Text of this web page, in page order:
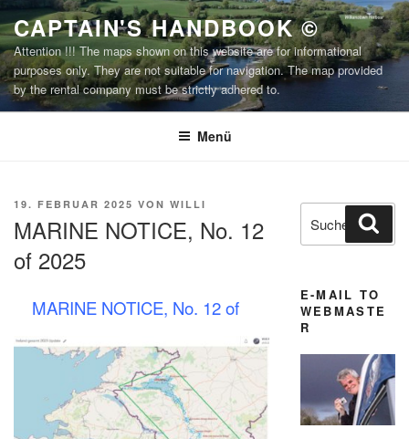
Zum
Inhalt
springen
CAPTAIN'S HANDBOOK ©
Attention !!! The maps shown on this website are for informational
purposes only. They are not suitable for navigation. The map provided
by the rental company must be strictly adhered to.
Menü
VERÖFFENTLICHT
19. FEBRUAR 2025 VON WILLI
MARINE NOTICE, No. 12
of 2025
MARINE NOTICE, No. 12 of
Suchen
nach:
E-MAIL TO
WEBMASTE
R